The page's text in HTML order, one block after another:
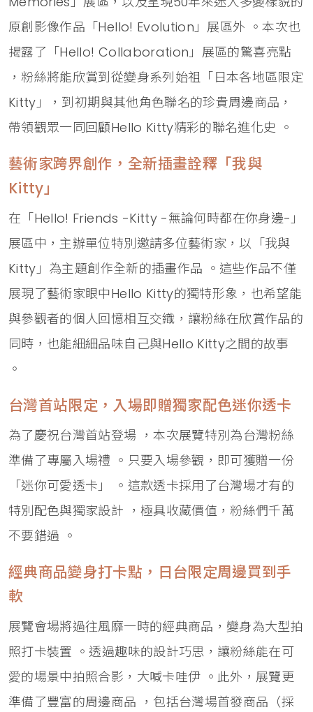
原創影像作品「Hello! Evolution」展區外 。本次也
揭露了「Hello! Collaboration」展區的驚喜亮點
，粉絲將能欣賞到從變身系列始祖「日本各地區限定
Kitty」，到初期與其他角色聯名的珍貴周邊商品，
帶領觀眾一同回顧Hello Kitty精彩的聯名進化史 。
藝術家跨界創作，全新插畫詮釋「我與
Kitty」
在「Hello! Friends -Kitty -無論何時都在你身邊-」
展區中，主辦單位特別邀請多位藝術家，以「我與
Kitty」為主題創作全新的插畫作品 。這些作品不僅
展現了藝術家眼中Hello Kitty的獨特形象，也希望能
與參觀者的個人回憶相互交織，讓粉絲在欣賞作品的
同時，也能細細品味自己與Hello Kitty之間的故事
。
台灣首站限定，入場即贈獨家配色迷你透卡
為了慶祝台灣首站登場 ，本次展覽特別為台灣粉絲
準備了專屬入場禮 。只要入場參觀，即可獲贈一份
「迷你可愛透卡」 。這款透卡採用了台灣場才有的
特別配色與獨家設計 ，極具收藏價值，粉絲們千萬
不要錯過 。
經典商品變身打卡點，日台限定周邊買到手
軟
展覽會場將過往風靡一時的經典商品，變身為大型拍
照打卡裝置 。透過趣味的設計巧思，讓粉絲能在可
愛的場景中拍照合影，大喊卡哇伊 。此外，展覽更
準備了豐富的周邊商品 ，包括台灣場首發商品（採